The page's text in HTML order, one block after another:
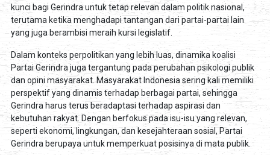
kunci bagi Gerindra untuk tetap relevan dalam politik nasional,
terutama ketika menghadapi tantangan dari partai-partai lain
yang juga berambisi meraih kursi legislatif.
Dalam konteks perpolitikan yang lebih luas, dinamika koalisi
Partai Gerindra juga tergantung pada perubahan psikologi publik
dan opini masyarakat. Masyarakat Indonesia sering kali memiliki
perspektif yang dinamis terhadap berbagai partai, sehingga
Gerindra harus terus beradaptasi terhadap aspirasi dan
kebutuhan rakyat. Dengan berfokus pada isu-isu yang relevan,
seperti ekonomi, lingkungan, dan kesejahteraan sosial, Partai
Gerindra berupaya untuk memperkuat posisinya di mata publik.